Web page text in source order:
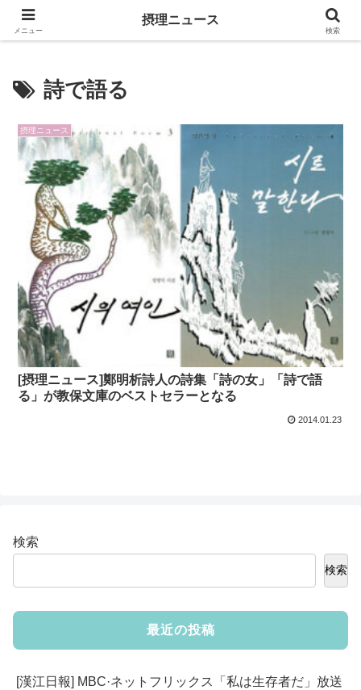
キリスト教福音宣教会に関連する報道記事
詩で語る
摂理ニュース
[摂理ニュース]鄭明析詩人の詩集「詩の女」「詩で語
る」が教保文庫のベストセラーとなる
2014.01.23
検索
検索
最近の投稿
[漢江日報] MBC·ネットフリックス「私は生存者だ」放送
メニュー
摂理ニュース
検索